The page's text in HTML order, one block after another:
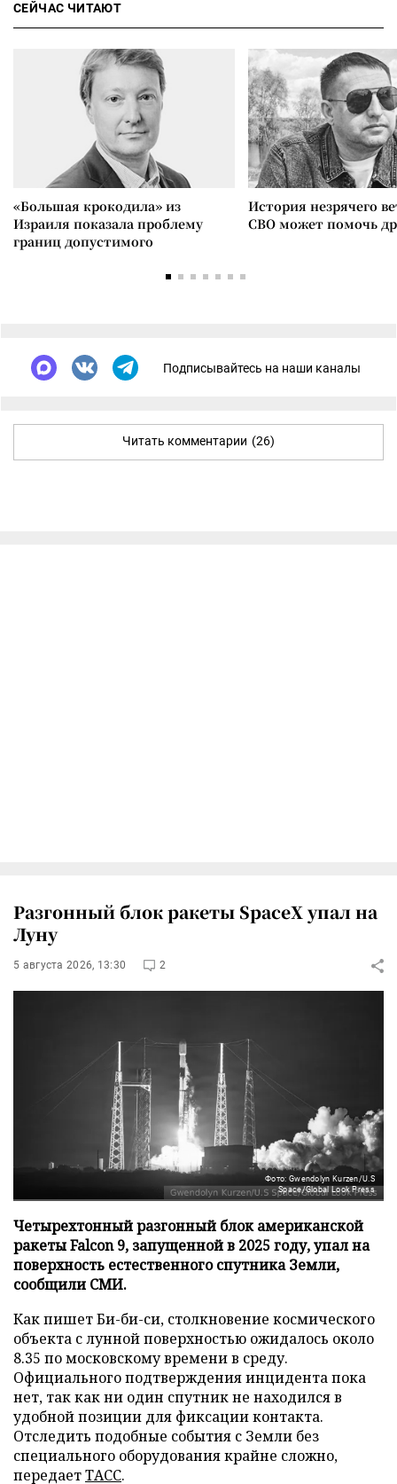
СЕЙЧАС ЧИТАЮТ
«Большая крокодила» из
Израиля показала проблему
границ допустимого
История незрячего
СВО может помочь
Подписывайтесь на наши каналы
Читать комментарии (26)
Разгонный блок ракеты SpaceX упал на
Луну
5 августа 2026, 13:30 2
Фото: Gwendolyn Kurzen/U.S
Space/Global Look Press
Четырехтонный разгонный блок американской
ракеты Falcon 9, запущенной в 2025 году, упал на
поверхность естественного спутника Земли,
сообщили СМИ.
Как пишет Би-би-си, столкновение космического
объекта с лунной поверхностью ожидалось около
8.35 по московскому времени в среду.
Официального подтверждения инцидента пока
нет, так как ни один спутник не находился в
удобной позиции для фиксации контакта.
Отследить подобные события с Земли без
специального оборудования крайне сложно,
передаетТАСС.